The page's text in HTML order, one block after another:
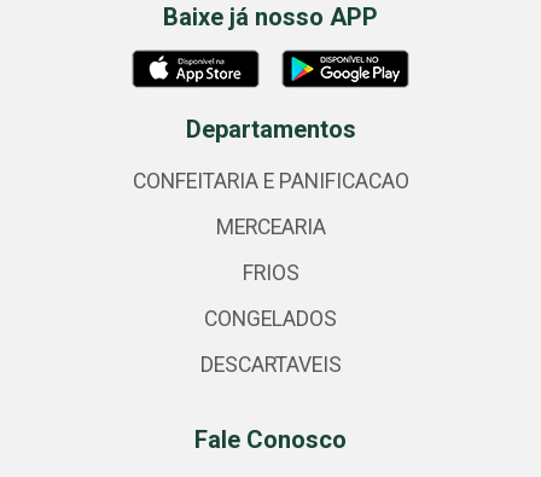
Baixe já nosso APP
Departamentos
CONFEITARIA E PANIFICACAO
MERCEARIA
FRIOS
CONGELADOS
DESCARTAVEIS
Fale Conosco